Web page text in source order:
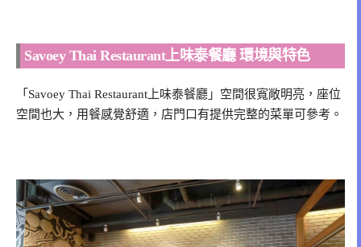
Savoey Thai Restaurant上味泰餐廳 環境與特色
「Savoey Thai Restaurant上味泰餐廳」空間很寬敞明亮，座位
空間也大，用餐感覺舒適，店門口有提供完整的菜單可參考。